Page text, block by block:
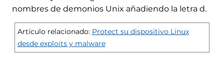
nombres de demonios Unix añadiendo la letra d.
Artículo relacionado: Protect su dispositivo Linux
desde exploits y malware